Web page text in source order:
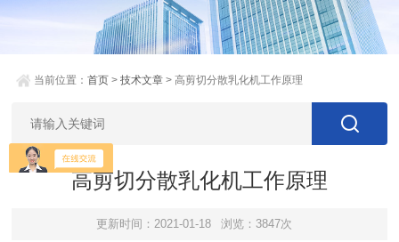
当前位置：首页 >技术文章 > 高剪切分散乳化机工作原理
高剪切分散乳化机工作原理
更新时间：2021-01-18 浏览：3847次